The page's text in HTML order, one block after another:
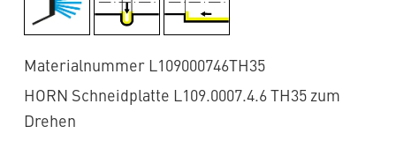
Materialnummer L109000746TH35
HORN Schneidplatte L109.0007.4.6 TH35 zum
Drehen